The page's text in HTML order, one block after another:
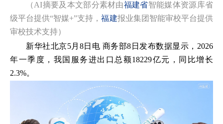
（AI摘要及本文部分素材由福建省智能媒体资源库省
级平台提供“智媒+”支持，福建报业集团智能审校平台提供
审校技术支持）
新华社北京5月8日电 商务部8日发布数据显示，2026
年一季度，我国服务进出口总额18229亿元，同比增长
2.3%。